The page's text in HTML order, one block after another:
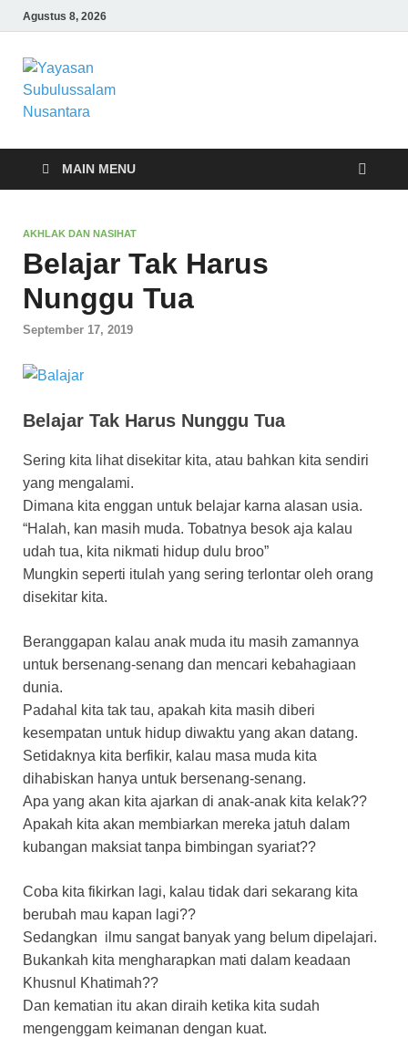
Agustus 8, 2026
Nusantara
MAIN MENU
AKHLAK DAN NASIHAT
Belajar Tak Harus
Nunggu Tua
September 17, 2019
Belajar Tak Harus Nunggu Tua
Sering kita lihat disekitar kita, atau bahkan kita sendiri
yang mengalami.
Dimana kita enggan untuk belajar karna alasan usia.
“Halah, kan masih muda. Tobatnya besok aja kalau
udah tua, kita nikmati hidup dulu broo”
Mungkin seperti itulah yang sering terlontar oleh orang
disekitar kita.
Beranggapan kalau anak muda itu masih zamannya
untuk bersenang-senang dan mencari kebahagiaan
dunia.
Padahal kita tak tau, apakah kita masih diberi
kesempatan untuk hidup diwaktu yang akan datang.
Setidaknya kita berfikir, kalau masa muda kita
dihabiskan hanya untuk bersenang-senang.
Apa yang akan kita ajarkan di anak-anak kita kelak??
Apakah kita akan membiarkan mereka jatuh dalam
kubangan maksiat tanpa bimbingan syariat??
Coba kita fikirkan lagi, kalau tidak dari sekarang kita
berubah mau kapan lagi??
Sedangkan ilmu sangat banyak yang belum dipelajari.
Bukankah kita mengharapkan mati dalam keadaan
Khusnul Khatimah??
Dan kematian itu akan diraih ketika kita sudah
mengenggam keimanan dengan kuat.